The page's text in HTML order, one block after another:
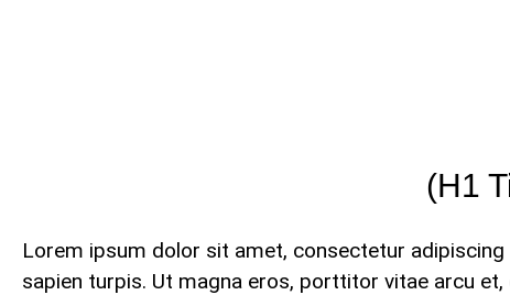
(H1
Lorem ipsum dolor sit amet, consectetur
sapien turpis. Ut magna eros, porttitor vitae arcu